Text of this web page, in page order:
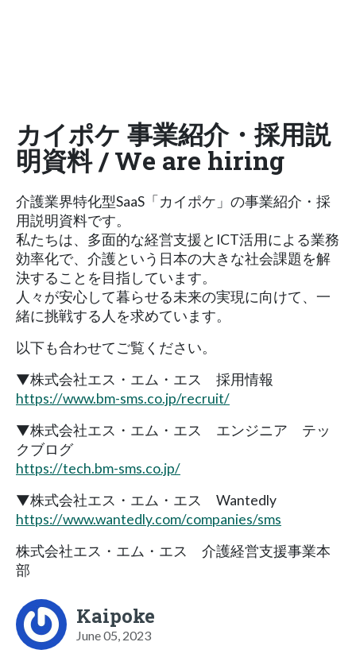
カイポケ 事業紹介・採用説
明資料 / We are hiring
介護業界特化型SaaS「カイポケ」の事業紹介・採
用説明資料です。
私たちは、多面的な経営支援とICT活用による業務
効率化で、介護という日本の大きな社会課題を解
決することを目指しています。
人々が安心して暮らせる未来の実現に向けて、一
緒に挑戦する人を求めています。
以下も合わせてご覧ください。
▼株式会社エス・エム・エス 採用情報
https://www.bm-sms.co.jp/recruit/
▼株式会社エス・エム・エス エンジニア テッ
クブログ
https://tech.bm-sms.co.jp/
▼株式会社エス・エム・エス Wantedly
https://www.wantedly.com/companies/sms
株式会社エス・エム・エス 介護経営支援事業本
部
Kaipoke
June 05, 2023